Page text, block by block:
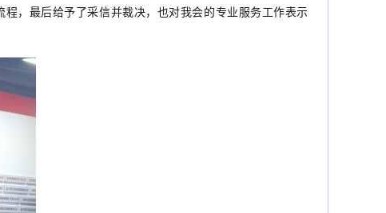
，最后给予了采信并裁决，也对我会的专业服务工作表示